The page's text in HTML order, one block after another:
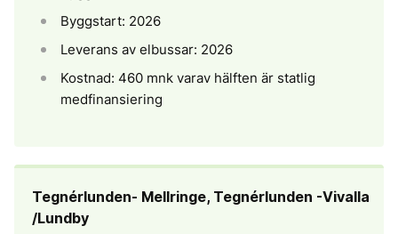
Byggstart: 2026
Leverans av elbussar: 2026
Kostnad: 460 mnk varav hälften är statlig
medfinansiering
Tegnérlunden- Mellringe, Tegnérlunden -Vivalla
/Lundby